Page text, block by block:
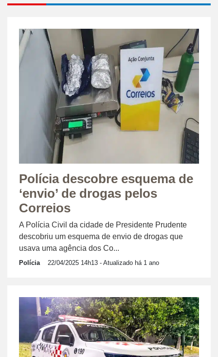
Polícia descobre esquema de
‘envio’ de drogas pelos
Correios
A Polícia Civil da cidade de Presidente Prudente
descobriu um esquema de envio de drogas que
usava uma agência dos Co...
Polícia 22/04/2025 14h13 - Atualizado há 1 ano